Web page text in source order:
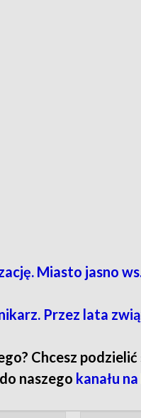
Miasto jasno
Przez lata
Chcesz
naszego kanału